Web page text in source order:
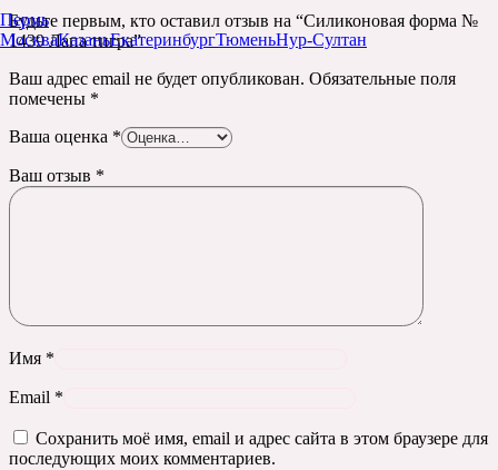
Пермь
МоскваКазаньЕкатеринбургТюменьНур-Султан
Будьте первым, кто оставил отзыв на “Силиконовая форма №
1439 Лапа тигра”
Ваш адрес email не будет опубликован. Обязательные поля
помечены *
Ваша оценка *
Ваш отзыв *
Имя *
Email *
Сохранить моё имя, email и адрес сайта в этом браузере для
последующих моих комментариев.